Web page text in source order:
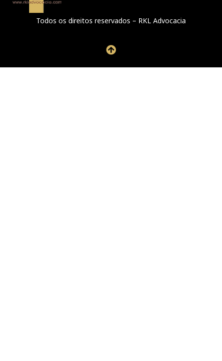
Todos os direitos reservados – RKL Advocacia